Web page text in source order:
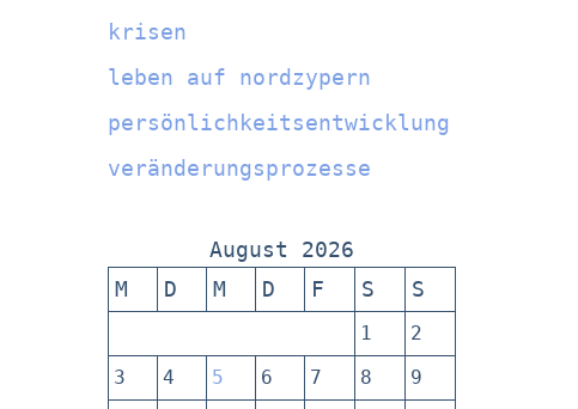
krisen
leben auf nordzypern
persönlichkeitsentwicklung
veränderungsprozesse
August 2026
M
D M D F S S
1
2
3
4 5 6 7 8
9